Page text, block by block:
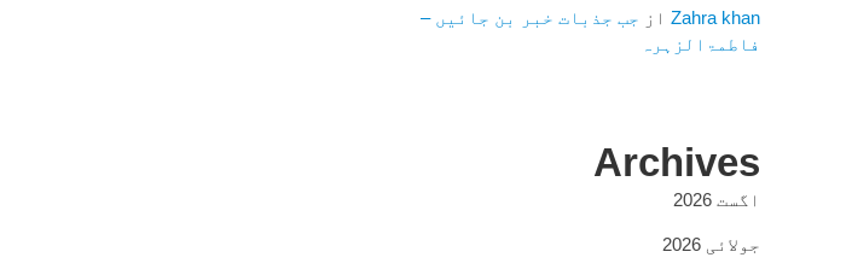
Zahra khanاز جب جذبات خبر بن جائیں –
فاطمۃالزہرہ
Archives
اگست 2026
جولائی 2026